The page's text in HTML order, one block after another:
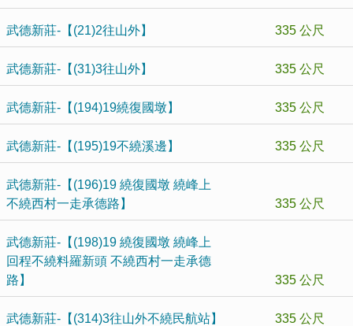
武德新莊-【(21)2往山外】 335 公尺
武德新莊-【(31)3往山外】 335 公尺
武德新莊-【(194)19繞復國墩】 335 公尺
武德新莊-【(195)19不繞溪邊】 335 公尺
武德新莊-【(196)19 繞復國墩 繞峰上
不繞西村一走承德路】
335 公尺
武德新莊-【(198)19 繞復國墩 繞峰上
回程不繞料羅新頭 不繞西村一走承德
路】
335 公尺
武德新莊-【(314)3往山外不繞民航站】 335 公尺